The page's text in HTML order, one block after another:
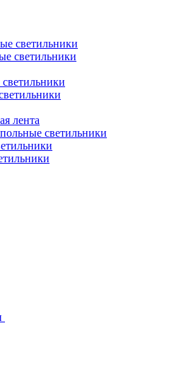
светильники
светильники
лента
светильники